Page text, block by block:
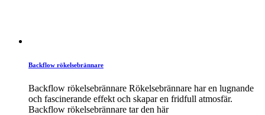
Backflow rökelsebrännare
Backflow rökelsebrännare Rökelsebrännare har en lugnande
och fascinerande effekt och skapar en fridfull atmosfär.
Backflow rökelsebrännare tar den här